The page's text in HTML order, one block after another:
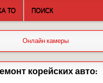
ТО ПОИСК
Онлайн камеры
корейских авто: